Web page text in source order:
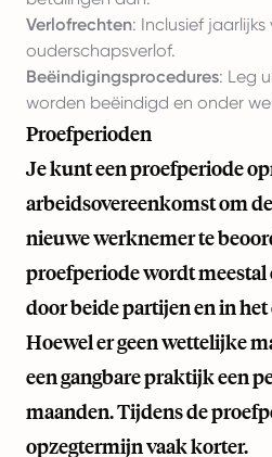
Verlofrechten: Inclusief
ouderschapsverlof.
Beëindigingsprocedures: Leg
worden beëindigd en onder
Proefperioden
Je kunt een proefperiode
arbeidsovereenkomst om
nieuwe werknemer te
proefperiode wordt meestal
door beide partijen en in
Hoewel er geen wettelijke
een gangbare praktijk een
maanden. Tijdens de
opzegtermijn vaak korter.